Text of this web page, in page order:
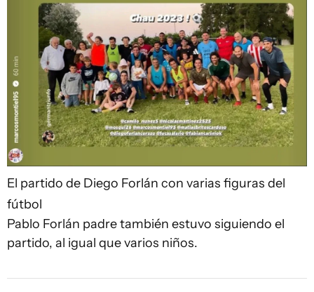
El partido de Diego Forlán con varias figuras del
fútbol
Pablo Forlán padre también estuvo siguiendo el
partido, al igual que varios niños.